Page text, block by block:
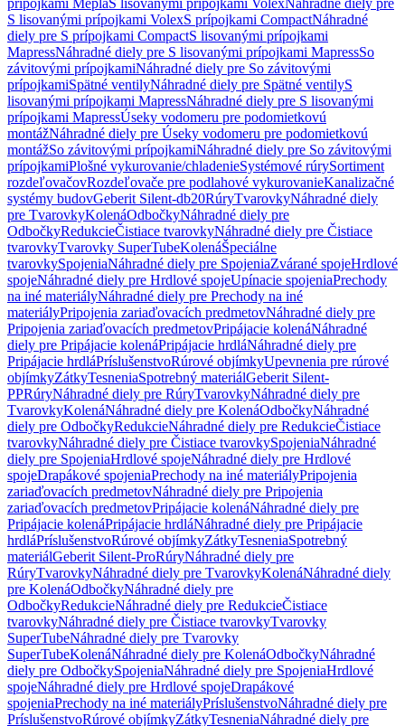
prípojkami MeplaS lisovanými prípojkami VolexNáhradné diely pre
S lisovanými prípojkami VolexS prípojkami CompactNáhradné
diely pre S prípojkami CompactS lisovanými prípojkami
MapressNáhradné diely pre S lisovanými prípojkami MapressSo
závitovými prípojkamiNáhradné diely pre So závitovými
prípojkamiSpätné ventilyNáhradné diely pre Spätné ventilyS
lisovanými prípojkami MapressNáhradné diely pre S lisovanými
prípojkami MapressÚseky vodomeru pre podomietkovú
montážNáhradné diely pre Úseky vodomeru pre podomietkovú
montážSo závitovými prípojkamiNáhradné diely pre So závitovými
prípojkamiPlošné vykurovanie/chladenieSystémové rúrySortiment
rozdeľovačovRozdeľovače pre podlahové vykurovanieKanalizačné
systémy budovGeberit Silent-db20RúryTvarovkyNáhradné diely
pre TvarovkyKolenáOdbočkyNáhradné diely pre
OdbočkyRedukcieČistiace tvarovkyNáhradné diely pre Čistiace
tvarovkyTvarovky SuperTubeKolenáŠpeciálne
tvarovkySpojeniaNáhradné diely pre SpojeniaZvárané spojeHrdlové
spojeNáhradné diely pre Hrdlové spojeUpínacie spojeniaPrechody
na iné materiályNáhradné diely pre Prechody na iné
materiályPripojenia zariaďovacích predmetovNáhradné diely pre
Pripojenia zariaďovacích predmetovPripájacie kolenáNáhradné
diely pre Pripájacie kolenáPripájacie hrdláNáhradné diely pre
Pripájacie hrdláPríslušenstvoRúrové objímkyUpevnenia pre rúrové
objímkyZátkyTesneniaSpotrebný materiálGeberit Silent-
PPRúryNáhradné diely pre RúryTvarovkyNáhradné diely pre
TvarovkyKolenáNáhradné diely pre KolenáOdbočkyNáhradné
diely pre OdbočkyRedukcieNáhradné diely pre RedukcieČistiace
tvarovkyNáhradné diely pre Čistiace tvarovkySpojeniaNáhradné
diely pre SpojeniaHrdlové spojeNáhradné diely pre Hrdlové
spojeDrapákové spojeniaPrechody na iné materiályPripojenia
zariaďovacích predmetovNáhradné diely pre Pripojenia
zariaďovacích predmetovPripájacie kolenáNáhradné diely pre
Pripájacie kolenáPripájacie hrdláNáhradné diely pre Pripájacie
hrdláPríslušenstvoRúrové objímkyZátkyTesneniaSpotrebný
materiálGeberit Silent-ProRúryNáhradné diely pre
RúryTvarovkyNáhradné diely pre TvarovkyKolenáNáhradné diely
pre KolenáOdbočkyNáhradné diely pre
OdbočkyRedukcieNáhradné diely pre RedukcieČistiace
tvarovkyNáhradné diely pre Čistiace tvarovkyTvarovky
SuperTubeNáhradné diely pre Tvarovky
SuperTubeKolenáNáhradné diely pre KolenáOdbočkyNáhradné
diely pre OdbočkySpojeniaNáhradné diely pre SpojeniaHrdlové
spojeNáhradné diely pre Hrdlové spojeDrapákové
spojeniaPrechody na iné materiályPríslušenstvoNáhradné diely pre
PríslušenstvoRúrové objímkyZátkyTesneniaNáhradné diely pre